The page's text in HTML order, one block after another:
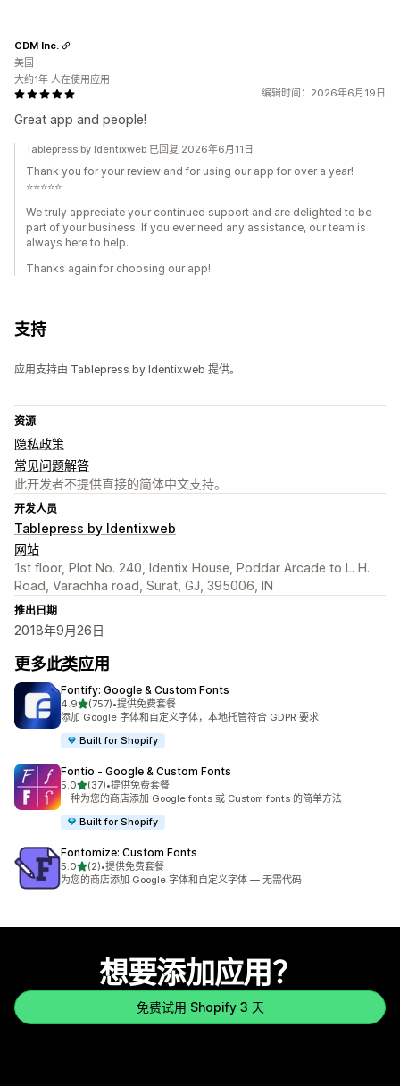
编辑时间：2026年6月19日
Great app and people!
CDM Inc.
美国
大约1年 人在使用应用
Tablepress by Identixweb 已回复 2026年6月11日
Thank you for your review and for using our app for over a year!
⭐⭐⭐⭐⭐
We truly appreciate your continued support and are delighted to be
part of your business. If you ever need any assistance, our team is
always here to help.
Thanks again for choosing our app!
支持
应用支持由 Tablepress by Identixweb 提供。
资源
隐私政策
常见问题解答
此开发者不提供直接的简体中文支持。
开发人员
Tablepress by Identixweb
网站
1st floor, Plot No. 240, Identix House, Poddar Arcade to L. H.
Road, Varachha road, Surat, GJ, 395006, IN
推出日期
2018年9月26日
更多此类应用
Fontify: Google & Custom Fonts
4.9星（满分 5 星）
(757)
总共 757 条评论
•提供免费套餐
添加 Google 字体和自定义字体，本地托管符合 GDPR 要求
Built for Shopify
Fontio ‑ Google & Custom Fonts
5.0星（满分 5 星）
(37)
总共 37 条评论
•提供免费套餐
一种为您的商店添加 Google fonts 或 Custom fonts 的简单方法
Built for Shopify
Fontomize: Custom Fonts
5.0星（满分 5 星）
(2)
总共 2 条评论
•提供免费套餐
为您的商店添加 Google 字体和自定义字体 — 无需代码
想要添加应用？
免费试用 Shopify 3 天